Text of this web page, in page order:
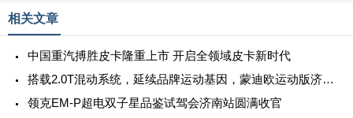
相关文章
中国重汽搏胜皮卡隆重上市 开启全领域皮卡新时代
搭载2.0T混动系统，延续品牌运动基因，蒙迪欧运动版济南上市
领克EM-P超电双子星品鉴试驾会济南站圆满收官